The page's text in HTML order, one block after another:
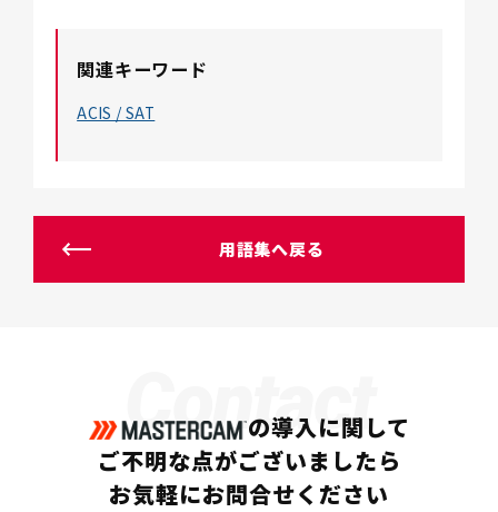
関連キーワード
ACIS / SAT
用語集へ戻る
Contact
の導入に関して
ご不明な点がございましたら
お気軽にお問合せください